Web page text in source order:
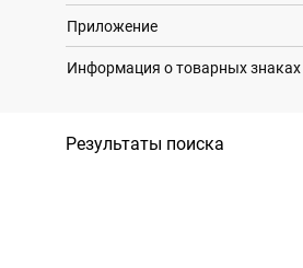
Приложение
Информация о товарных знаках
Результаты поиска